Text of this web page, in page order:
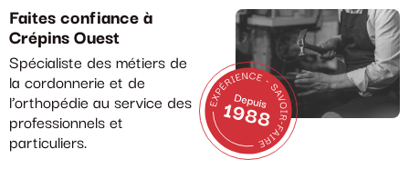
Faites confiance à
Crépins Ouest
Spécialiste des métiers de
la cordonnerie et de
l’orthopédie au service des
professionnels et
particuliers.